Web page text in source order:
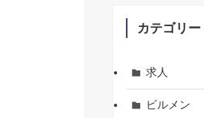
カテゴリー
求人
ビルメン